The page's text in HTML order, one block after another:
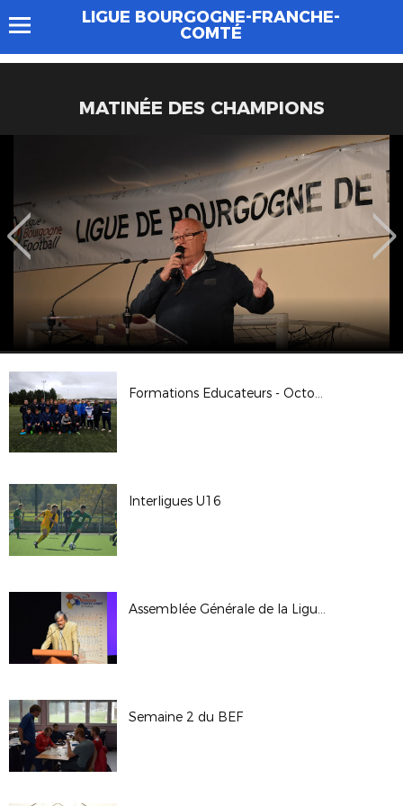
LIGUE BOURGOGNE-FRANCHE-
COMTÉ
MATINÉE DES CHAMPIONS
Formations Educateurs - Octobre 2017
Interligues U16
Assemblée Générale de la Ligue - Octobre 2017
Semaine 2 du BEF